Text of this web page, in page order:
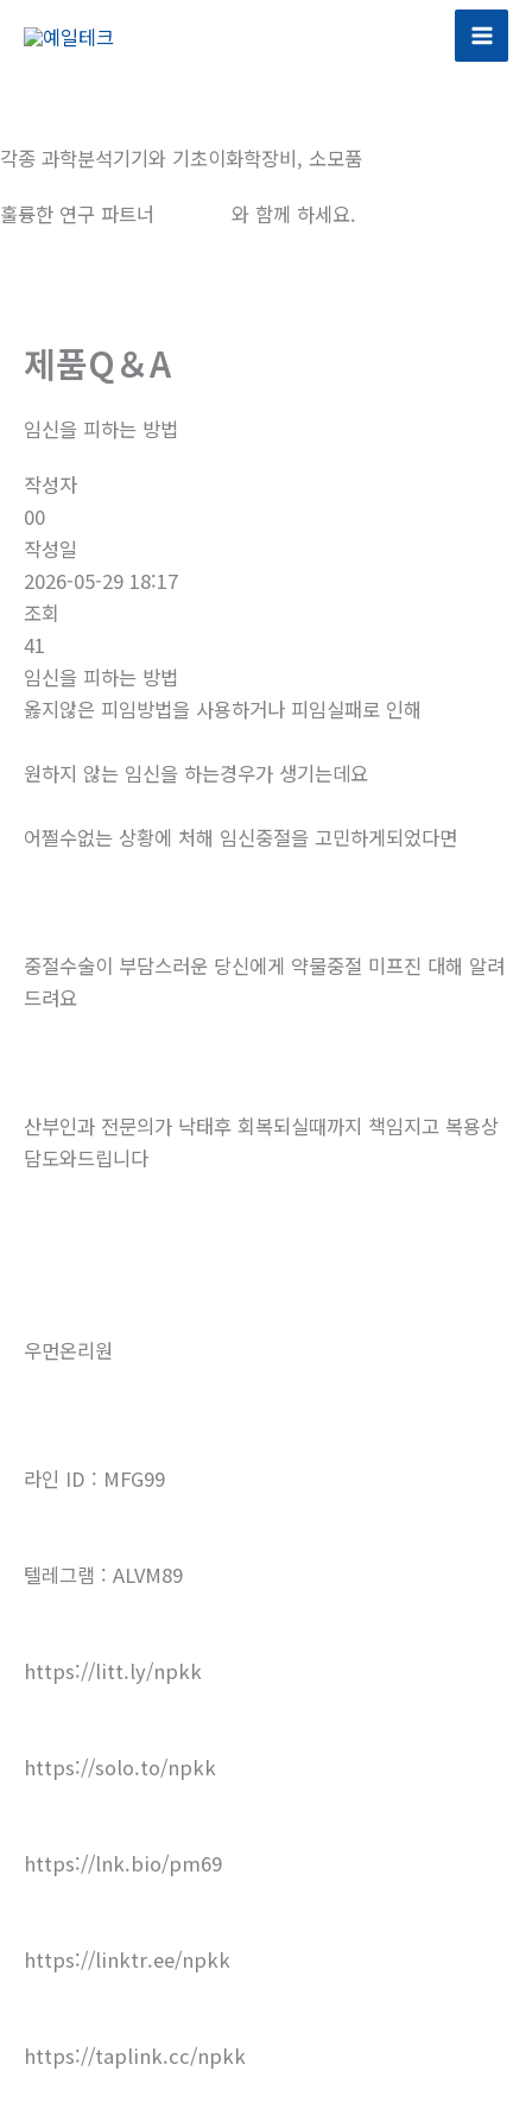
건
너
뛰
각종 과학분석기기와 기초이화학장비, 소모품
훌륭한 연구 파트너
와 함께 하세요.
제품Q＆A
임신을 피하는 방법
작성자
00
작성일
2026-05-29 18:17
조회
41
임신을 피하는 방법
옳지않은 피임방법을 사용하거나 피임실패로 인해
원하지 않는 임신을 하는경우가 생기는데요
어쩔수없는 상황에 처해 임신중절을 고민하게되었다면
중절수술이 부담스러운 당신에게 약물중절 미프진 대해 알려
드려요
산부인과 전문의가 낙태후 회복되실때까지 책임지고 복용상
담도와드립니다
우먼온리원
라인 ID : MFG99
텔레그램 : ALVM89
https://litt.ly/npkk
https://solo.to/npkk
https://lnk.bio/pm69
https://linktr.ee/npkk
https://taplink.cc/npkk